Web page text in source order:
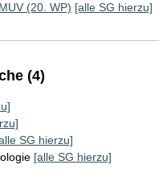
(20. WP) [alle SG hierzu]
(4)
SG hierzu]
[alle SG hierzu]